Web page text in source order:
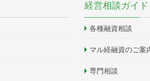
経営相談ガイド
各種融資相談
マル経融資のご案
専門相談